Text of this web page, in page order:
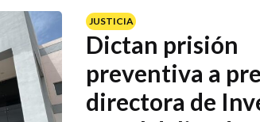
JUSTICIA
Dictan prisión
preventiva a
directora de